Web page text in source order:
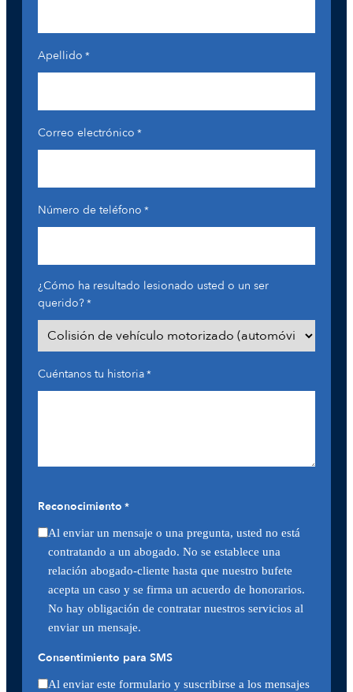
Apellido *
Correo electrónico *
Número de teléfono *
¿Cómo ha resultado lesionado usted o un ser
querido?*
Cuéntanos tu historia*
Reconocimiento *
Al enviar un mensaje o una pregunta, usted no está
contratando a un abogado. No se establece una
relación abogado-cliente hasta que nuestro bufete
acepta un caso y se firma un acuerdo de honorarios.
No hay obligación de contratar nuestros servicios al
enviar un mensaje.
Consentimiento para SMS
Al enviar este formulario y suscribirse a los mensajes